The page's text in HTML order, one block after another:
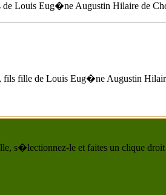
de Louis Eug�ne Augustin Hilaire de
, fils fille de Louis Eug�ne Augustin
s�lectionnez-le et faites un clique droit